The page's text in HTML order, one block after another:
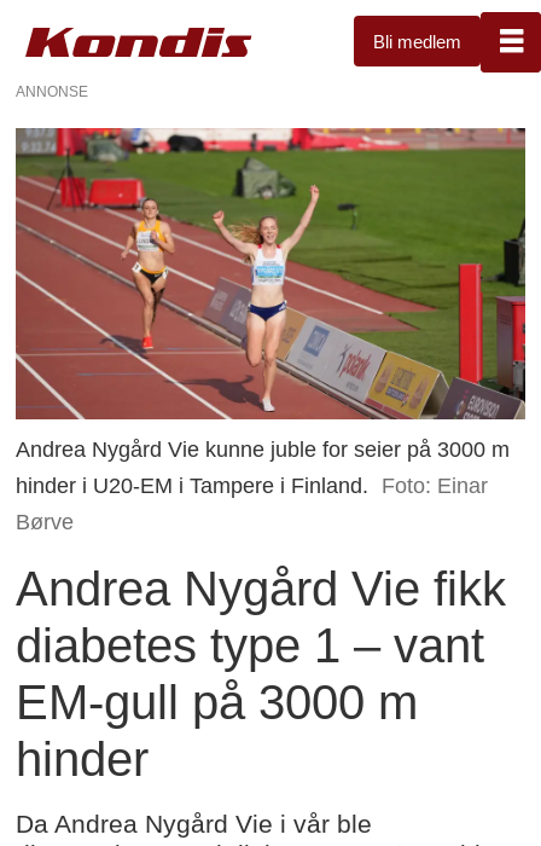
Bli medlem
ANNONSE
Andrea Nygård Vie kunne juble for seier på 3000 m
hinder i U20-EM i Tampere i Finland.
Foto: Einar
Børve
Andrea Nygård Vie fikk
diabetes type 1 – vant
EM-gull på 3000 m
hinder
Da Andrea Nygård Vie i vår ble